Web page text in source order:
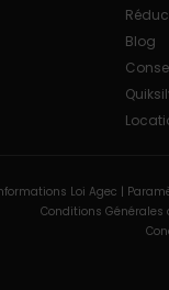
Blog
Loi Agec |
Conditions Générales